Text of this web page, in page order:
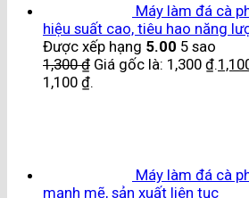
Máy làm đá cà
hiệu suất cao, tiêu hao năng
Được xếp hạng 5.00 5 sao
1,300₫ Giá gốc là: 1,300 ₫.
1,100 ₫.
Máy làm đá cà
mạnh mẽ, sản xuất liên tục